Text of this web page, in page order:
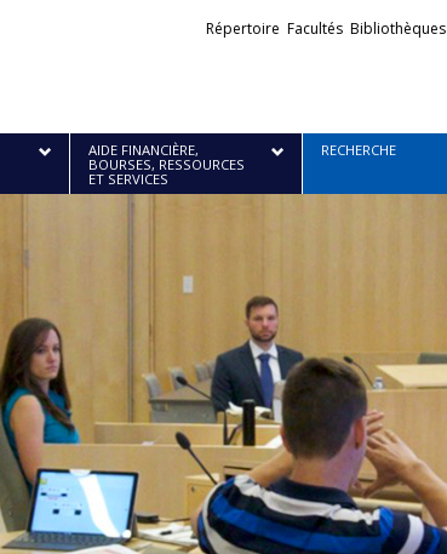
Liens
Répertoire Facultés Bibliothèques
AIDE FINANCIÈRE,
BOURSES, RESSOURCES
ET SERVICES
RECHERCHE